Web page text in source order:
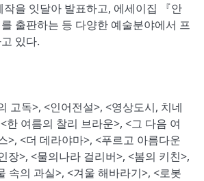
을 잇달아 발표하고, 에세이집 『안
출판하는 등 다양한 예술분야에서 프
있다.
고독>, <인어전설>, <영상도시, 치네
한 여름의 찰리 브라운>, <그 다음 여
>, <더 데라야마>, <푸르고 아름다운
장>, <물의나라 걸리버>, <봄의 키친>,
속의 과실>, <겨울 해바라기>, <로봇